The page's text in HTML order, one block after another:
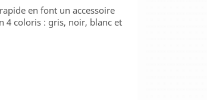
en font un accessoire
4 coloris : gris, noir, blanc et